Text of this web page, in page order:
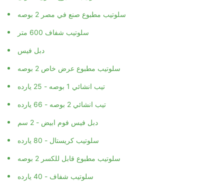
سلوتيب مطبوع صنع في مصر 2 بوصه
سلوتيب شفاف 600 متر
دبل فيس
سلوتيب مطبوع عرض خاص 2 بوصه
تيب انشائي 1 بوصه - 25 يارده
تيب انشائي 2 بوصه - 66 يارده
دبل فيس فوم ابيض - 2 سم
سلوتيب كريستال - 80 يارده
سلوتيب مطبوع قابل للكسر 2 بوصه
سلوتيب شفاف - 40 يارده